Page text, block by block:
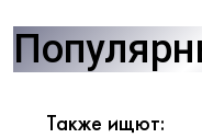
Также ищют: